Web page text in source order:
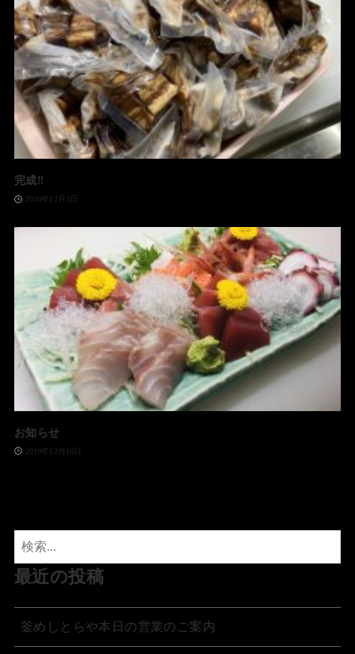
完成‼️
2020年12月3日
お知らせ
2019年12月10日
最近の投稿
釜めしとらや本日の営業のご案内